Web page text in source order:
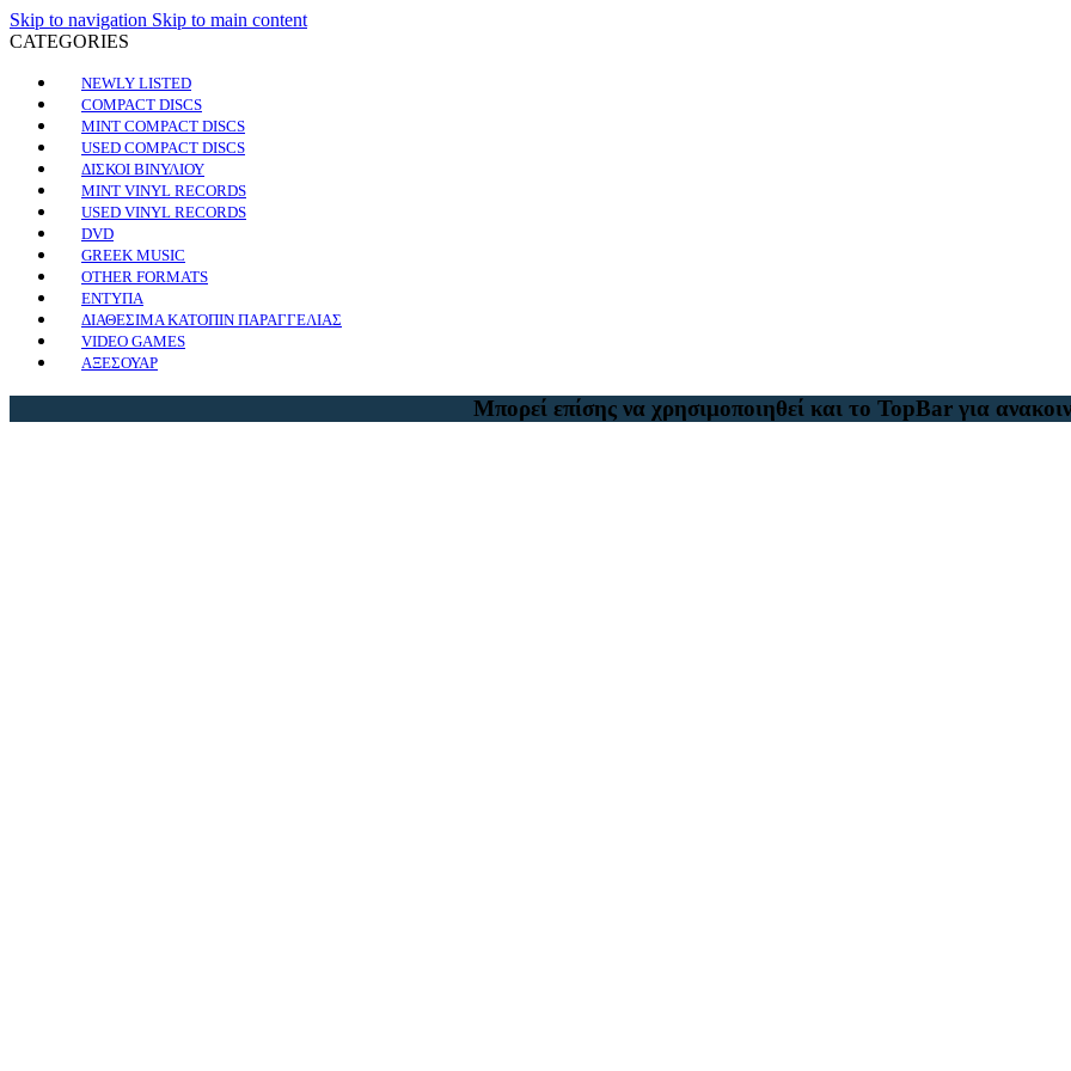
Skip to navigation Skip to main content
CATEGORIES
NEWLY LISTED
COMPACT DISCS
MINT COMPACT DISCS
USED COMPACT DISCS
ΔΙΣΚΟΙ ΒΙΝΥΛΙΟΥ
MINT VINYL RECORDS
USED VINYL RECORDS
DVD
GREEK MUSIC
OTHER FORMATS
ΕΝΤΥΠΑ
ΔΙΑΘΕΣΙΜΑ ΚΑΤΟΠΙΝ ΠΑΡΑΓΓΕΛΙΑΣ
VIDEO GAMES
ΑΞΕΣΟΥΑΡ
Μπορεί επίσης να χρησιμοποιηθεί και το TopBar για